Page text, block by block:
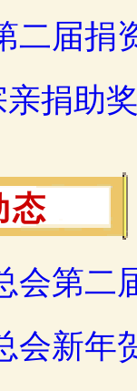
二届
亲捐助
态
会第二
会新年